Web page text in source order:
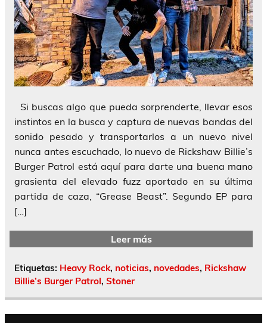
Si buscas algo que pueda sorprenderte, llevar esos
instintos en la busca y captura de nuevas bandas del
sonido pesado y transportarlos a un nuevo nivel
nunca antes escuchado, lo nuevo de Rickshaw Billie’s
Burger Patrol está aquí para darte una buena mano
grasienta del elevado fuzz aportado en su última
partida de caza, “Grease Beast”. Segundo EP para
[…]
Leer más
Etiquetas: Heavy Rock, noticias, novedades, Rickshaw
Billie’s Burger Patrol, Stoner